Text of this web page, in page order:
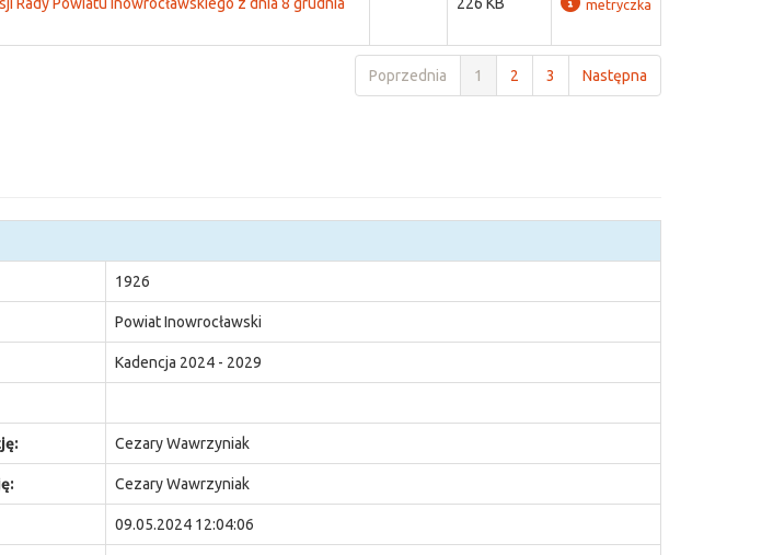
metryczka
Poprzednia 1 2 3 Następna
1926
Powiat Inowrocławski
Kadencja 2024 - 2029
Cezary Wawrzyniak
Cezary Wawrzyniak
09.05.2024 12:04:06